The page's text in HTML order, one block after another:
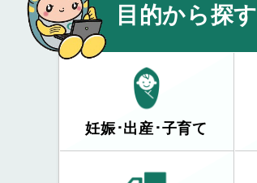
目的から探す
妊娠･出産･子育て